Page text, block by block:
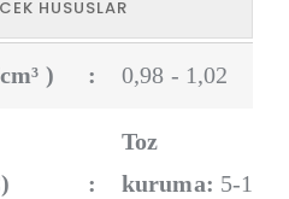
HUSUSLAR
) : 0,98 - 1,02
:
Toz
kuruma: 5-10